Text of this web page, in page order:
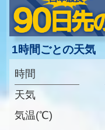
1時間ごとの天気
時間
天気
気温(℃)